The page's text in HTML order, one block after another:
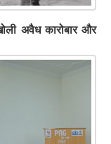
अवैध कारोबार और